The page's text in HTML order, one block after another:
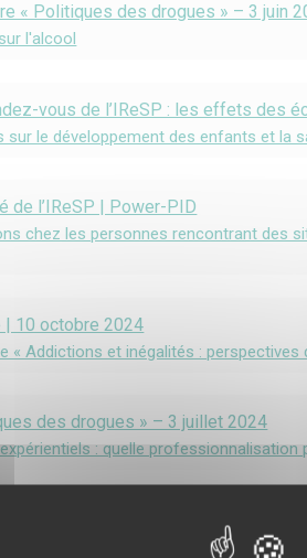
« Politiques des drogues » – 3 juin
l'alcool
vous de l’IReSP : les effets des
sur le développement des enfants et la
de l’IReSP | Power-PID
chez les personnes rencontrant des
| 10 octobre 2024
« Addictions et inégalités : perspectives
des drogues » – 3 juillet 2024
: quelle professionnalisation
l'EHESS et le réseau D3S - "Opioïdes